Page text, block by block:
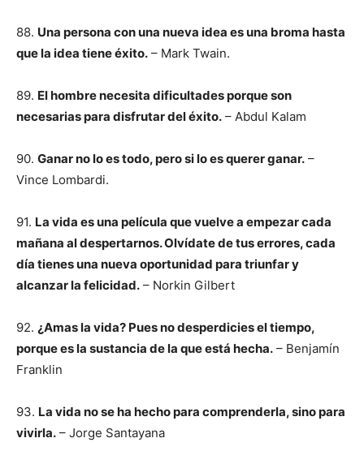
88. Una persona con una nueva idea es una broma hasta
que la idea tiene éxito. – Mark Twain.
89. El hombre necesita dificultades porque son
necesarias para disfrutar del éxito. – Abdul Kalam
90. Ganar no lo es todo, pero si lo es querer ganar. –
Vince Lombardi.
91. La vida es una película que vuelve a empezar cada
mañana al despertarnos. Olvídate de tus errores, cada
día tienes una nueva oportunidad para triunfar y
alcanzar la felicidad. – Norkin Gilbert
92. ¿Amas la vida? Pues no desperdicies el tiempo,
porque es la sustancia de la que está hecha. – Benjamín
Franklin
93. La vida no se ha hecho para comprenderla, sino para
vivirla. – Jorge Santayana